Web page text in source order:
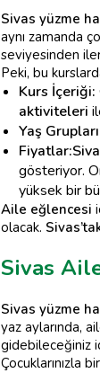
Sivas yüzme
aynı zamanda
seviyesinden
Peki, bu
Kurs İçeriği:
aktiviteleri
Yaş
Fiyatlar:
gösteriyor.
yüksek bir
Aile eğlencesi
olacak.
Sivas
Sivas yüzme
yaz aylarında,
gidebileceğiniz
Çocuklarınızla